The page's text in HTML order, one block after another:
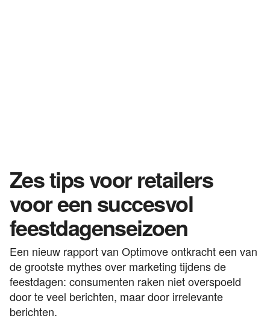
Zes tips voor retailers
voor een succesvol
feestdagenseizoen
Een nieuw rapport van Optimove ontkracht een van
de grootste mythes over marketing tijdens de
feestdagen: consumenten raken niet overspoeld
door te veel berichten, maar door irrelevante
berichten.